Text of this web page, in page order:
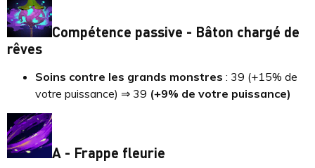
Compétence passive - Bâton chargé de
rêves
Soins contre les grands monstres : 39 (+15% de
votre puissance) ⇒ 39 (+9% de votre puissance)
A - Frappe fleurie